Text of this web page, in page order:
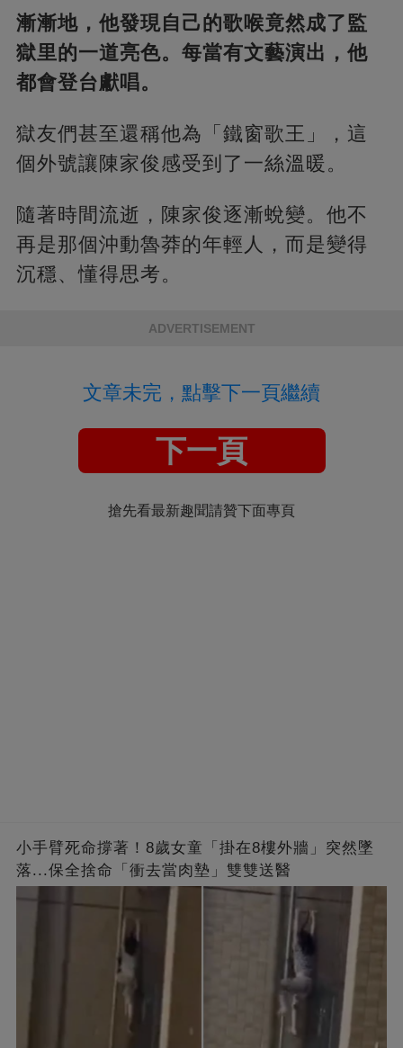
漸漸地，他發現自己的歌喉竟然成了監
獄里的一道亮色。每當有文藝演出，他
都會登台獻唱。
獄友們甚至還稱他為「鐵窗歌王」，這
個外號讓陳家俊感受到了一絲溫暖。
隨著時間流逝，陳家俊逐漸蛻變。他不
再是那個沖動魯莽的年輕人，而是變得
沉穩、懂得思考。
ADVERTISEMENT
文章未完，點擊下一頁繼續
下一頁
搶先看最新趣聞請贊下面專頁
小手臂死命撐著！8歲女童「掛在8樓外牆」突然墜
落...保全捨命「衝去當肉墊」雙雙送醫